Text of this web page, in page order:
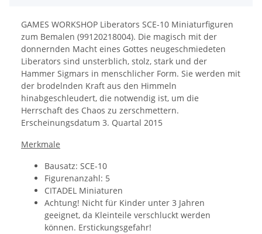
GAMES WORKSHOP Liberators SCE-10 Miniaturfiguren
zum Bemalen (99120218004). Die magisch mit der
donnernden Macht eines Gottes neugeschmiedeten
Liberators sind unsterblich, stolz, stark und der
Hammer Sigmars in menschlicher Form. Sie werden mit
der brodelnden Kraft aus den Himmeln
hinabgeschleudert, die notwendig ist, um die
Herrschaft des Chaos zu zerschmettern.
Erscheinungsdatum 3. Quartal 2015
Merkmale
Bausatz: SCE-10
Figurenanzahl: 5
CITADEL Miniaturen
Achtung! Nicht für Kinder unter 3 Jahren
geeignet, da Kleinteile verschluckt werden
können. Erstickungsgefahr!